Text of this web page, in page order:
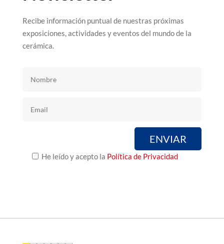
Recibe información puntual de nuestras próximas
exposiciones, actividades y eventos del mundo de la
cerámica.
He leído y acepto la Política de Privacidad